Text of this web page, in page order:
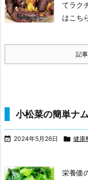
てラク
はこち
記
小松菜の簡単ナ
 2024年5月26日  健康
栄養価